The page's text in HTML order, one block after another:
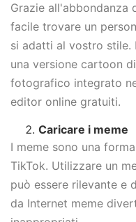
Grazie all'abbondanza
facile trovare un
si adatti al vostro stile.
una versione cartoon
fotografico integrato
editor online gratuiti.
Caricare i meme
I meme sono una
TikTok. Utilizzare un
può essere rilevante e
da Internet meme